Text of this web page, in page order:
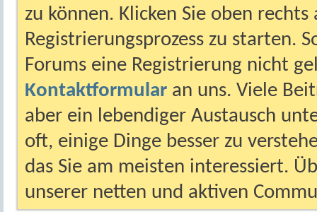
zu können. Klicken Sie oben
Registrierungsprozess zu starten.
Forums eine Registrierung nicht
Kontaktformular an uns. Viele
aber ein lebendiger Austausch
oft, einige Dinge besser zu
das Sie am meisten interessiert.
unserer netten und aktiven